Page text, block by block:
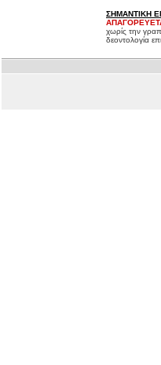
ΣΗΜΑΝΤΙΚΗ
χωρίς την
δεοντολογία